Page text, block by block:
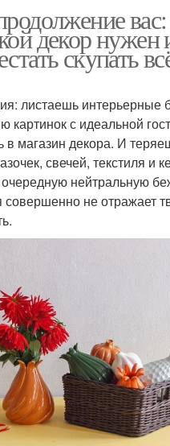
декор
скупать
листаешь интерьерные
картинок с идеальной
магазин декора. И
свечей, текстиля и
очередную нейтральную
совершенно не отражает